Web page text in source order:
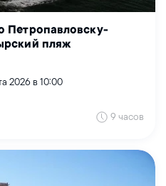
Петропавловску-
пляж
2026 в 10:00
9 часов